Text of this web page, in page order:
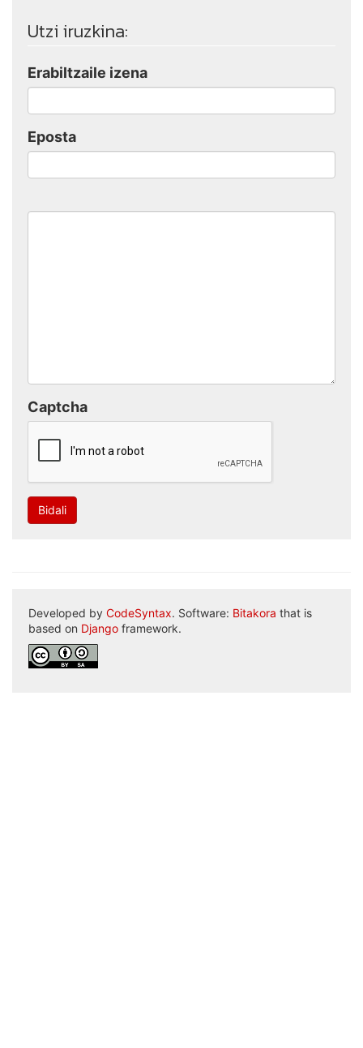
Utzi iruzkina:
Erabiltzaile izena
Eposta
Captcha
Bidali
Developed by CodeSyntax. Software: Bitakora that is
based on Django framework.